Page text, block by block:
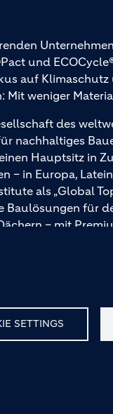
SETTINGS
und
auf
Mit weniger
des
nachhaltiges
Hauptsitz in
– in Europa,
als „Global
für
– mit